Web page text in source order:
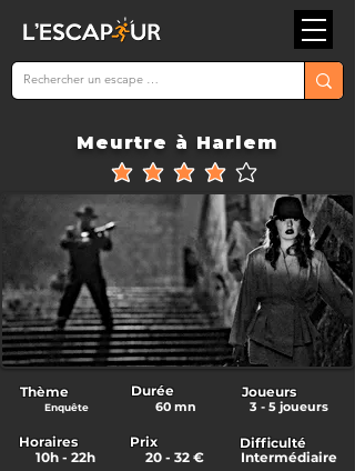
Meurtre à Harlem
la note moyenne est 4 sur 5
Thème
Enquête
Durée
60 mn
Joueurs
3 - 5 joueurs
Horaires
10h - 22h
Prix
20 - 32 €
Difficulté
Intermédiaire